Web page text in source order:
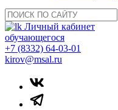
Личный кабинет
обучающегося
+7 (8332) 64-03-01
kirov@msal.ru